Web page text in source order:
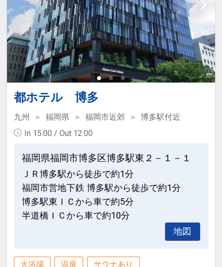
都ホテル 博多
九州 福岡県 福岡市近郊
博多駅付近
In 15:00 / Out 12:00
福岡県福岡市博多区博多駅東２－１－１
ＪＲ博多駅から徒歩で約1分
福岡市営地下鉄 博多駅から徒歩で約1分
博多駅東ＩＣから車で約5分
半道橋ＩＣから車で約10分
地図
大浴場 温泉 サウナあり